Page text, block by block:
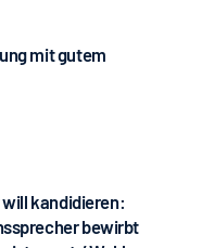
mit gutem
kandidieren:
bewirbt